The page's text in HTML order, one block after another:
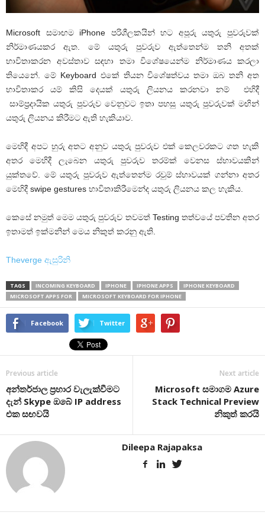
Microsoft සමාඟම iPhone පරිශීලකයින් හට අපූරු යතුරු පුවරුවක්
නිර්මාණයකර ඇත. මේ යතුරු පුවරුව ඇත්තෙන්ම තනි අතක්
භාවිතාකරන අවස්තාව සඳහා තමා විශේෂයෙන්ම නිර්මාණය කරලා
තියෙනේ. මේ Keyboard එකේ තියන විශේෂත්වය තමා ඔබ තනි අත
භාවිතාකර යම් කිසි දෙයක් යතුරු ලියනය කරනවා නම් එහිදී
සාම්ප්‍රදායික යතුරු පුවරුව වෙනුවට ඉතා පහසු යතුරු පුවරුවක් මඟින්
යතුරු ලියනය කිරීමට ඇති හැකියාව.
මෙහිදී අපට හුරු අතට අනුව යතුරු පුවරුව එක් කෙලවරකට ගත හැකි
අතර මෙහිදී ලැබෙන යතුරු පුවරුව තරම්ක් වෙනස ස්භාවයකින්
යුක්තවේ. මේ යතුරු පුවරුව ඇත්තෙන්ම රවුම් ස්භාවයක් ගන්නා අතර
මෙහිදී swipe gestures භාවිතාකිරීමෙන්ද යතුරු ලියනය කල හැකිය.
කෙසේ නමුත් මෙම යතුරු පුවරුව තවමත් Testing තත්වයේ පවතින අතර
ඉතාමත් ඉක්මනින් මෙය නිකුත් කරනු ඇති.
Theverge ඇසුරිනි
TAGS INCOMING KEYBOARD IPHONE IPHONE APPS
IPHONE KEYBOARD
MICROSOFT APPS FOR
MICROSOFT KEYBOARD FOR IPHONE
Facebook Twitter
Previous article
අන්තර්ජාල ප්‍රහාර වැලැක්වීමට
දැන් Skype ඔබේ IP address
එක සඟවයි
Next article
Microsoft සමාගම Azure
Stack Technical Preview
නිකුත් කරයි
Dileepa Rajapaksa